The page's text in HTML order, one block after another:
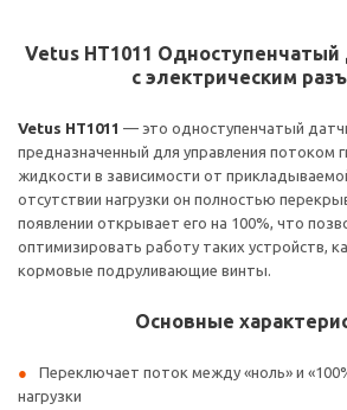
Vetus HT1011 Одноступенчатый
с электрическим
Vetus HT1011 — это одноступенчатый
предназначенный для управления потоком
жидкости в зависимости от
отсутствии нагрузки он полностью
появлении открывает его на 100%, что
оптимизировать работу таких устройств,
кормовые подруливающие винты.
Основные
Переключает поток между «ноль» и
нагрузки